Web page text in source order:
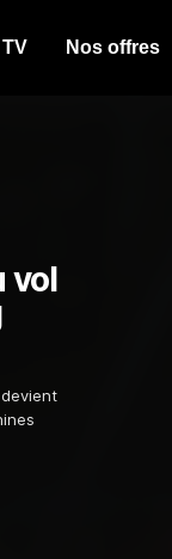
Nos offres
vol